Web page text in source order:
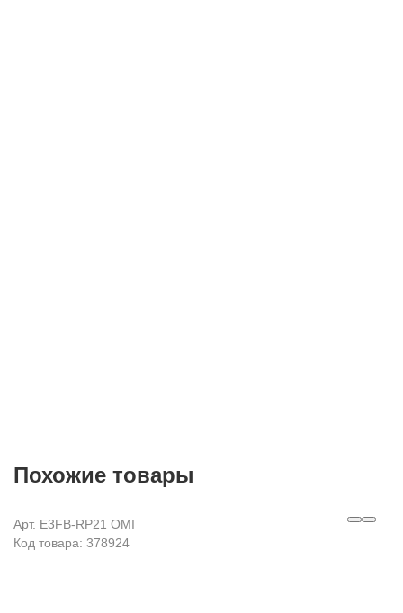
Похожие товары
Арт. E3FB-RP21 OMI
Код товара: 378924